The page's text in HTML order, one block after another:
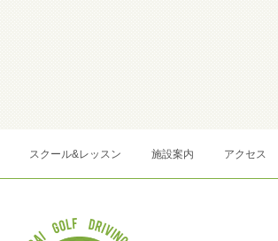
スクール&レッスン 施設案内 アクセス